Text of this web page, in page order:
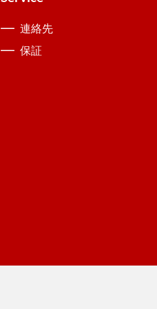
連絡先
保証